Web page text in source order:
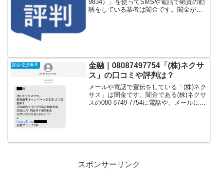
9834）」を使ってSMSや電話で融資の勧
誘をしている業者は闇金です。闇金が運
闇金電話番号
金融｜08087497754「(株)ネクサ
ス」の口コミや評判は？
メールや電話で宣伝をしている「(株)ネク
サス」は闇金です。闇金である(株)ネクサ
スの080-8749-7754に電話や、メールに書
スポンサーリンク